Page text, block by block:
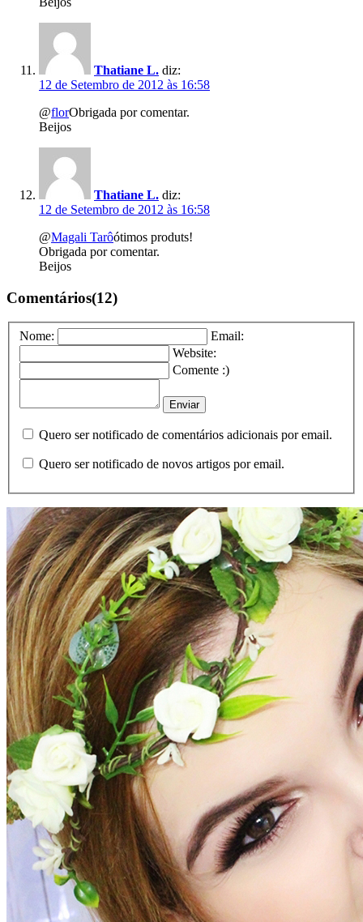
Thatiane L. diz:
12 de Setembro de 2012 às 16:58
@florObrigada por comentar.
Beijos
Thatiane L. diz:
12 de Setembro de 2012 às 16:58
@Magali Tarôótimos produts!
Obrigada por comentar.
Beijos
Comentários(12)
Nome:
Email:
Website:
Comente :)
Quero ser notificado de comentários adicionais por email.
Quero ser notificado de novos artigos por email.